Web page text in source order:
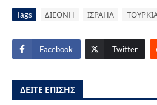
Tags ΔΙΕΘΝΗ ΙΣΡΑΗΛ
Facebook Twitter
ΔΕΙΤΕ ΕΠΙΣΗΣ